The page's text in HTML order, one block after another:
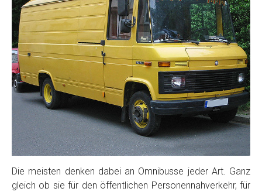
Die meisten denken dabei an Omnibusse jeder Art. Ganz
gleich ob sie für den öffentlichen Personennahverkehr, für